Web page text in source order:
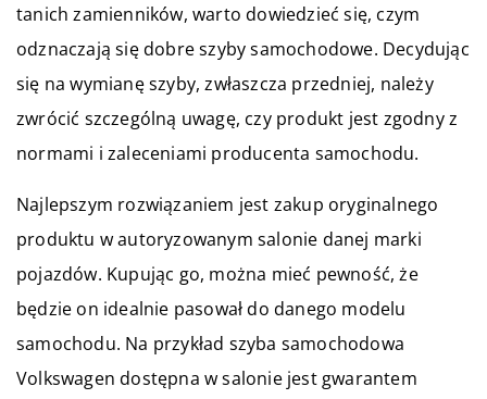
tanich zamienników, warto dowiedzieć się, czym
odznaczają się dobre szyby samochodowe. Decydując
się na wymianę szyby, zwłaszcza przedniej, należy
zwrócić szczególną uwagę, czy produkt jest zgodny z
normami i zaleceniami producenta samochodu.
Najlepszym rozwiązaniem jest zakup oryginalnego
produktu w autoryzowanym salonie danej marki
pojazdów. Kupując go, można mieć pewność, że
będzie on idealnie pasował do danego modelu
samochodu. Na przykład szyba samochodowa
Volkswagen dostępna w salonie jest gwarantem